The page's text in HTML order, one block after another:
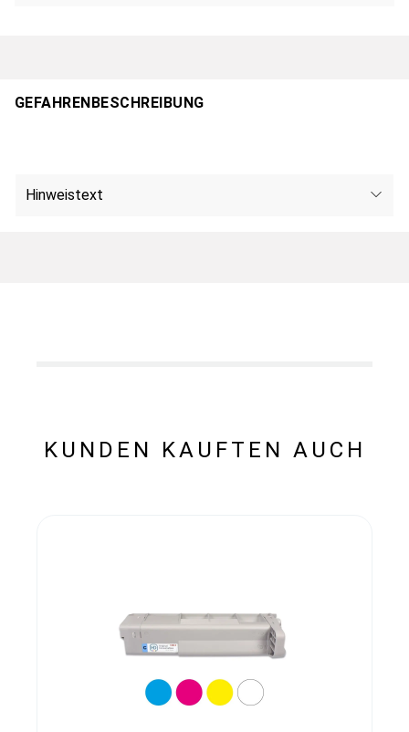
GEFAHRENBESCHREIBUNG
Hinweistext
KUNDEN KAUFTEN AUCH